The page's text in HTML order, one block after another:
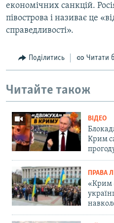
економічних санкцій.
півострова і називає це
справедливості».
Поділитись Читати
Читайте також
ВІДЕО
Крим
ПРАВА
«Крим